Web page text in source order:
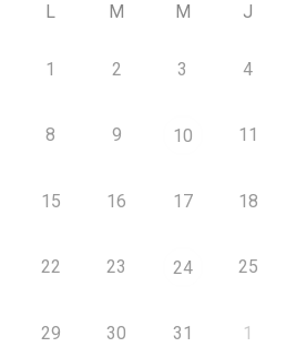
L M M J
1 2 3 4
8 9 10 11
15 16 17 18
22 23 24 25
29 30 31 1